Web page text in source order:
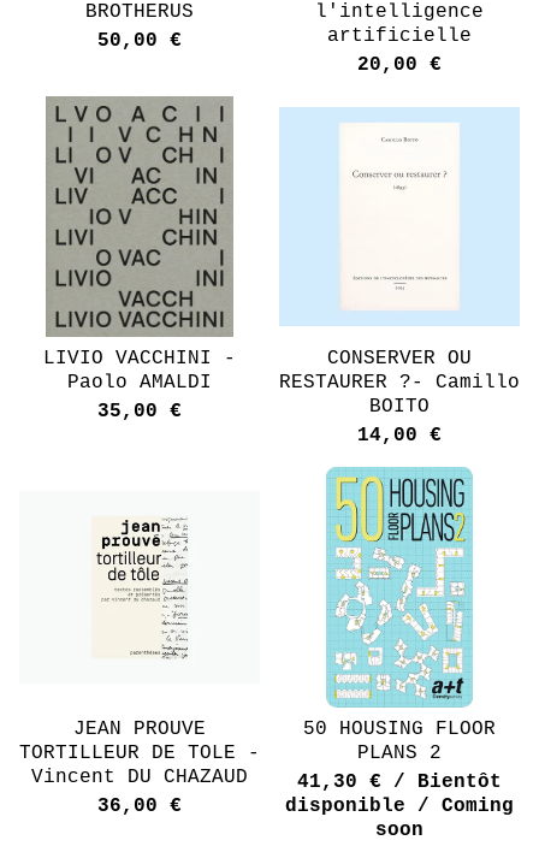
BROTHERUS
50,00 €
l'intelligence
artificielle
20,00 €
LIVIO VACCHINI -
Paolo AMALDI
35,00 €
CONSERVER OU
RESTAURER ?- Camillo
BOITO
14,00 €
JEAN PROUVE
TORTILLEUR DE TOLE -
Vincent DU CHAZAUD
36,00 €
50 HOUSING FLOOR
PLANS 2
41,30 €
/ Bientôt
disponible / Coming
soon